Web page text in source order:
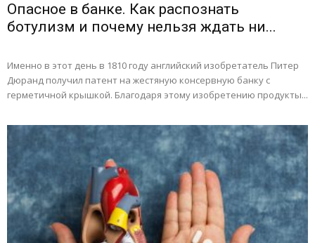
Опасное в банке. Как распознать
ботулизм и почему нельзя ждать ни...
Именно в этот день в 1810 году английский изобретатель Питер
Дюранд получил патент на жестяную консервную банку с
герметичной крышкой. Благодаря этому изобретению продукты...